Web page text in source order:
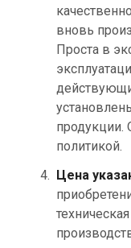
вновь
Проста в
продукции.
политикой.
Цена